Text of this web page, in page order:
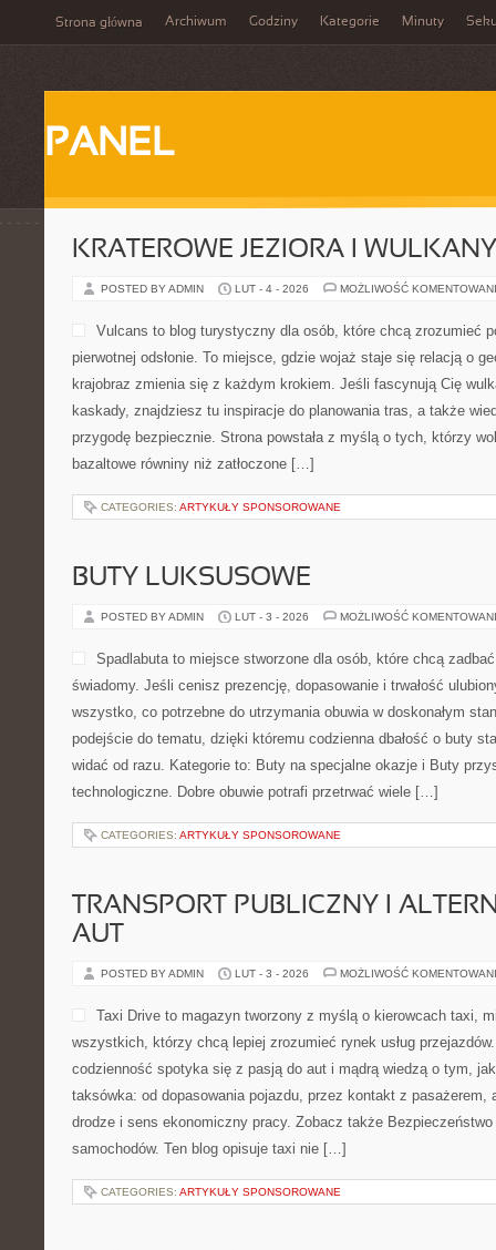
Strona główna Archiwum Godziny Kategorie Minuty
PANEL
KRATEROWE JEZIORA I WULKANY
POSTED BY ADMIN LUT - 4 - 2026 MOŻLIWOŚĆ
Vulcans to blog turystyczny dla osób, które chcą zrozumieć
pierwotnej odsłonie. To miejsce, gdzie wojaż staje się relacją o
krajobraz zmienia się z każdym krokiem. Jeśli fascynują Cię
kaskady, znajdziesz tu inspiracje do planowania tras, a także
przygodę bezpiecznie. Strona powstała z myślą o tych, którzy
bazaltowe równiny niż zatłoczone […]
CATEGORIES: ARTYKUŁY SPONSOROWANE
BUTY LUKSUSOWE
POSTED BY ADMIN LUT - 3 - 2026 MOŻLIWOŚĆ
Spadlabuta to miejsce stworzone dla osób, które chcą
świadomy. Jeśli cenisz prezencję, dopasowanie i trwałość
wszystko, co potrzebne do utrzymania obuwia w doskonałym
podejście do tematu, dzięki któremu codzienna dbałość o buty
widać od razu. Kategorie to: Buty na specjalne okazje i Buty
technologiczne. Dobre obuwie potrafi przetrwać wiele […]
CATEGORIES: ARTYKUŁY SPONSOROWANE
TRANSPORT PUBLICZNY I
AUT
POSTED BY ADMIN LUT - 3 - 2026 MOŻLIWOŚĆ
Taxi Drive to magazyn tworzony z myślą o kierowcach taxi,
wszystkich, którzy chcą lepiej zrozumieć rynek usług
codzienność spotyka się z pasją do aut i mądrą wiedzą o tym,
taksówka: od dopasowania pojazdu, przez kontakt z pasażerem,
drodze i sens ekonomiczny pracy. Zobacz także
samochodów. Ten blog opisuje taxi nie […]
CATEGORIES: ARTYKUŁY SPONSOROWANE